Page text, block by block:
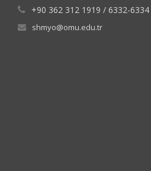
+90 362 312 1919 / 6332-6334
shmyo@omu.edu.tr